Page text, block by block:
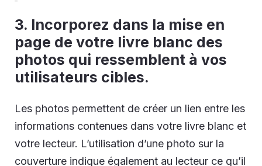
3. Incorporez dans la mise en
page de votre livre blanc des
photos qui ressemblent à vos
utilisateurs cibles.
Les photos permettent de créer un lien entre les
informations contenues dans votre livre blanc et
votre lecteur. L’utilisation d’une photo sur la
couverture indique également au lecteur ce qu’il